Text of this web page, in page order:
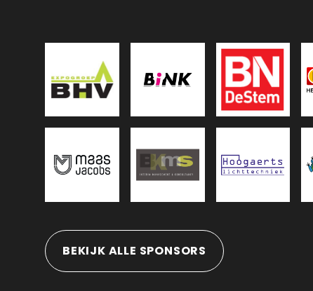
BEKIJK ALLE SPONSORS